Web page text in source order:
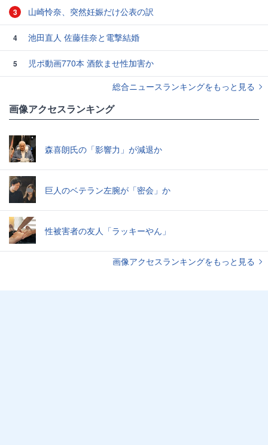
3 山崎怜奈、突然妊娠だけ公表の訳
4 池田直人 佐藤佳奈と電撃結婚
5
児ポ動画770本 酒飲ませ性加害か
総合ニュースランキングをもっと見る
画像アクセスランキング
森喜朗氏の「影響力」が減退か
巨人のベテラン左腕が「密会」か
性被害者の友人「ラッキーやん」
画像アクセスランキングをもっと見る